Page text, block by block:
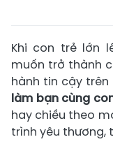
Khi con trẻ lớn
muốn trở thành
hành tin cậy
làm bạn cùng
hay chiều theo
trình yêu thương,